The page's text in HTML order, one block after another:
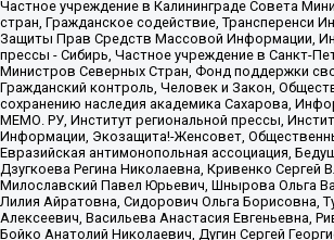
Частное учреждение в Калининграде Совета
стран, Гражданское содействие, Трансперенси
Защиты Прав Средств Массовой Информации,
прессы - Сибирь, Частное учреждение в Санкт-
Министров Северных Стран, Фонд поддержки
Гражданский контроль, Человек и Закон,
сохранению наследия академика Сахарова,
МЕМО. РУ, Институт региональной прессы,
Информации, Экозащита!-Женсовет,
Евразийская антимонопольная ассоциация,
Дзугкоева Регина Николаевна, Кривенко Сергей
Милославский Павел Юрьевич, Шнырова Ольга
Лилия Айратовна, Сидорович Ольга Борисовна,
Алексеевич, Васильева Анастасия Евгеньевна,
Бойко Анатолий Николаевич, Дугин Сергей